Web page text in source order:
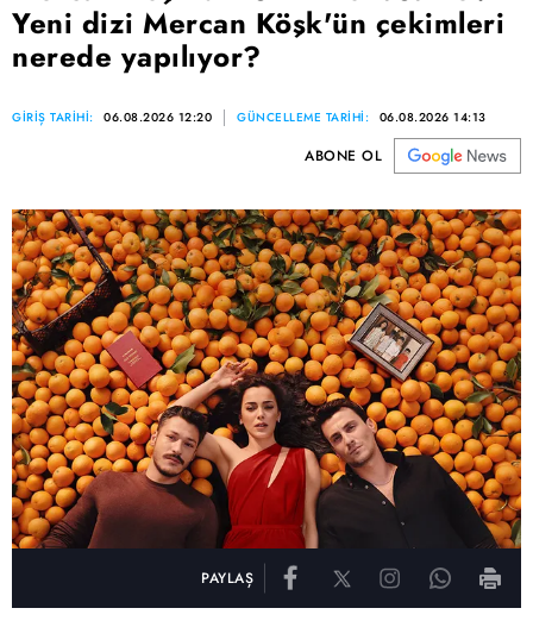
Yeni dizi Mercan Köşk'ün çekimleri
nerede yapılıyor?
GİRİŞ TARİHİ: 06.08.2026 12:20 GÜNCELLEME TARİHİ: 06.08.2026 14:13
ABONE OL
PAYLAŞ